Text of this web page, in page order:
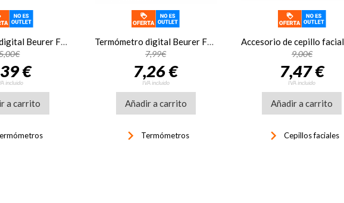
€
incluido
a carrito
Termómetro digital Beurer FT15/1, sensor flexible, blanco
7,99€
7,26 €
IVA incluido
Añadir a carrito
keyboard_arrow_right Termómetros
9,00€
7,47 €
IVA incluido
Añadir a carrito
keyboard_arrow_right Cepillos faciales